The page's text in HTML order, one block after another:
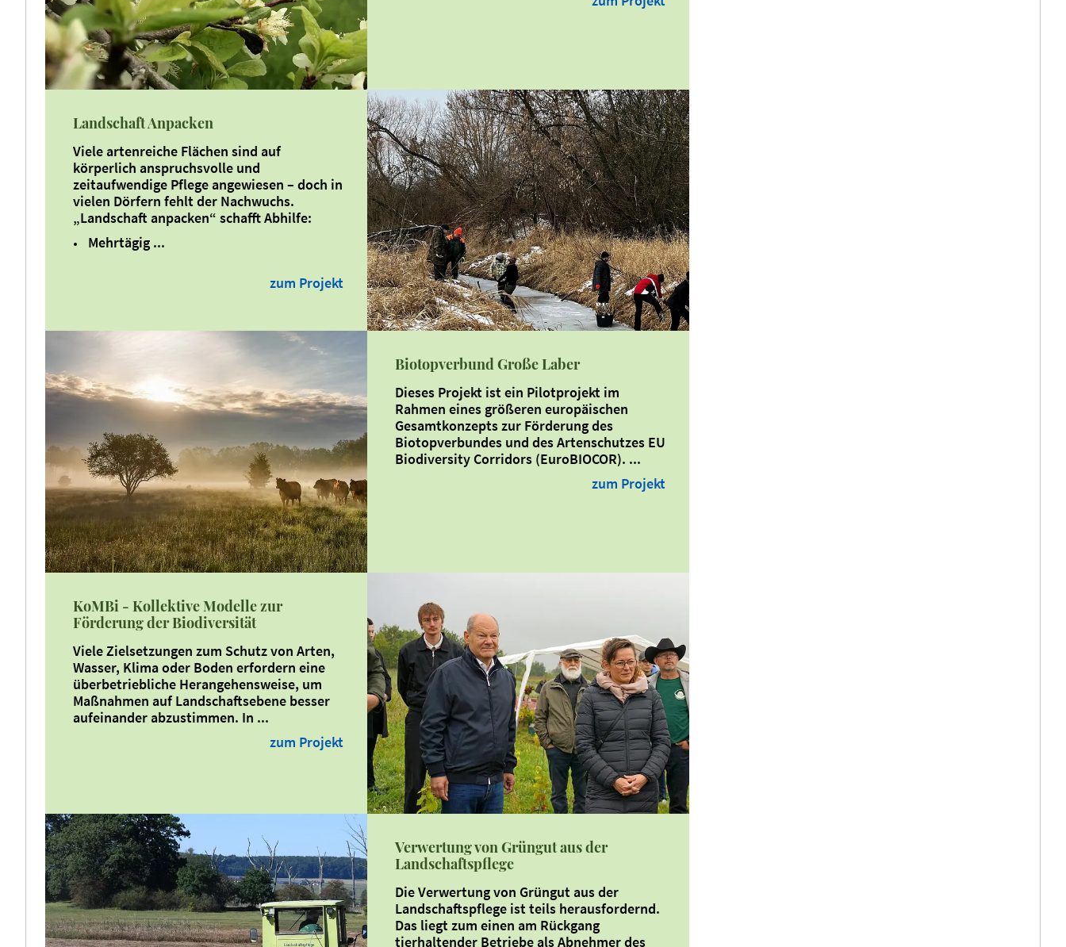
Landschaft Anpacken
Viele artenreiche Flächen sind auf
körperlich anspruchsvolle und
zeitaufwendige Pflegeangewiesen – doch in
vielen Dörfern fehlt der Nachwuchs.
„Landschaft anpacken“ schafft Abhilfe:
Mehrtägig ...
zum Projekt
Biotopverbund Große Laber
Dieses Projekt ist ein Pilotprojekt im
Rahmen eines größeren europäischen
Gesamtkonzepts zur Förderung des
Biotopverbundes und des Artenschutzes EU
Biodiversity Corridors (EuroBIOCOR). ...
zum Projekt
KoMBi - Kollektive Modelle zur
Förderung der Biodiversität
Viele Zielsetzungen zum Schutz von Arten,
Wasser, Klima oder Boden erfordern eine
überbetriebliche Herangehensweise, um
Maßnahmen auf Landschaftsebene besser
aufeinander abzustimmen. In ...
zum Projekt
Verwertung von Grüngut aus der
Landschaftspflege
Die Verwertung von Grüngut aus der
Landschaftspflege ist teils herausfordernd.
Das liegt zum einen am Rückgang
tierhaltender Betriebe als Abnehmer des